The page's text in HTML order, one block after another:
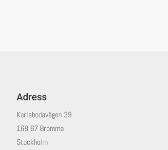
Adress
Karlsbodavägen 39
168 67 Bromma
Stockholm